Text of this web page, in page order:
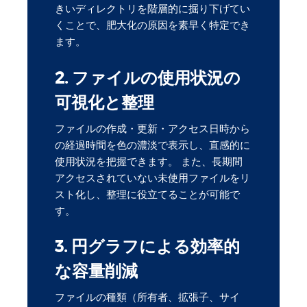
きいディレクトリを階層的に掘り下げてい
くことで、肥大化の原因を素早く特定でき
ます。
2. ファイルの使用状況の
可視化と整理
ファイルの作成・更新・アクセス日時から
の経過時間を色の濃淡で表示し、直感的に
使用状況を把握できます。 また、長期間
アクセスされていない未使用ファイルをリ
スト化し、整理に役立てることが可能で
す。
3. 円グラフによる効率的
な容量削減
ファイルの種類（所有者、拡張子、サイ